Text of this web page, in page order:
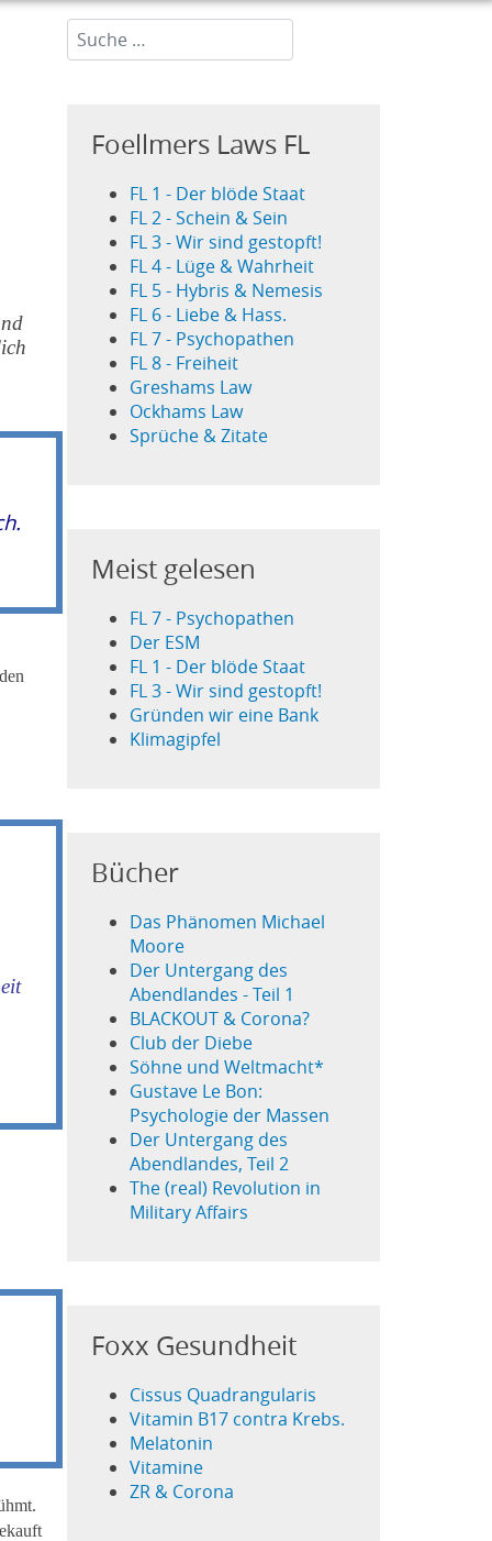
Suchen...
Foellmers Laws FL
FL 1 - Der blöde Staat
FL 2 - Schein & Sein
FL 3 - Wir sind gestopft!
FL 4 - Lüge & Wahrheit
FL 5 - Hybris & Nemesis
FL 6 - Liebe & Hass.
FL 7 - Psychopathen
FL 8 - Freiheit
Greshams Law
Ockhams Law
Sprüche & Zitate
Meist gelesen
FL 7 - Psychopathen
Der ESM
FL 1 - Der blöde Staat
FL 3 - Wir sind gestopft!
Gründen wir eine Bank
Klimagipfel
Bücher
Das Phänomen Michael
Moore
Der Untergang des
Abendlandes - Teil 1
BLACKOUT & Corona?
Club der Diebe
Söhne und Weltmacht*
Gustave Le Bon:
Psychologie der Massen
Der Untergang des
Abendlandes, Teil 2
The (real) Revolution in
Military Affairs
Foxx Gesundheit
Cissus Quadrangularis
Vitamin B17 contra Krebs.
Melatonin
Vitamine
ZR & Corona